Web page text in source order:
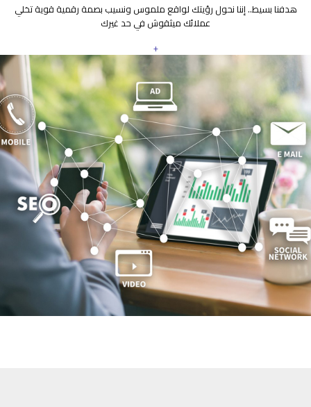
هدفنا بسيط.. إننا نحول رؤيتك لواقع ملموس ونسيب بصمة رقمية قوية تخلي
عملائك ميثقوش في حد غيرك
+